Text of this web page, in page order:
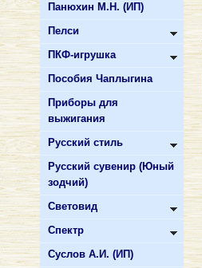
Панюхин М.Н. (ИП)
Пелси
ПКФ-игрушка
Пособия Чаплыгина
Приборы для
выжигания
Русский стиль
Русский сувенир (Юный
зодчий)
Световид
Спектр
Суслов А.И. (ИП)